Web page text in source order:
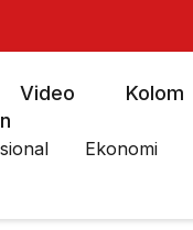
Video Kolom
Ekonomi